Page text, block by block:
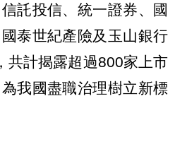
託投信、統一證券、國
泰世紀產險及玉山銀行
共計揭露超過800家上市
我國盡職治理樹立新標